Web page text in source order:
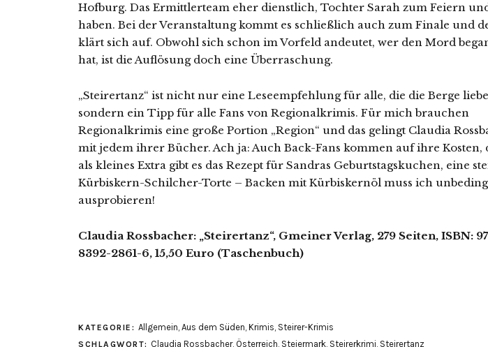
Hofburg. Das Ermittlerteam eher dienstlich, Tochter Sarah zum Feiern
haben. Bei der Veranstaltung kommt es schließlich auch zum Finale und
klärt sich auf. Obwohl sich schon im Vorfeld andeutet, wer den Mord
hat, ist die Auflösung doch eine Überraschung.
„Steirertanz“ ist nicht nur eine Leseempfehlung für alle, die die Berge
sondern ein Tipp für alle Fans von Regionalkrimis. Für mich brauchen
Regionalkrimis eine große Portion „Region“ und das gelingt Claudia
mit jedem ihrer Bücher. Ach ja: Auch Back-Fans kommen auf ihre Kosten,
als kleines Extra gibt es das Rezept für Sandras Geburtstagskuchen, eine
Kürbiskern-Schilcher-Torte – Backen mit Kürbiskernöl muss ich
ausprobieren!
Claudia Rossbacher: „Steirertanz“, Gmeiner Verlag, 279 Seiten, ISBN:
8392-2861-6, 15,50 Euro (Taschenbuch)
KATEGORIE: Allgemein, Aus dem Süden, Krimis, Steirer-Krimis
SCHLAGWORT: Claudia Rossbacher, Österreich, Steiermark, Steirerkrimi, Steirertanz